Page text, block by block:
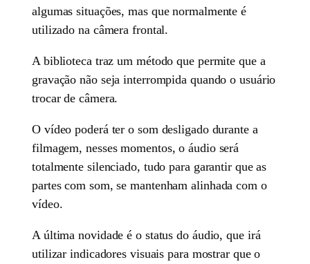
algumas situações, mas que normalmente é
utilizado na câmera frontal.
A biblioteca traz um método que permite que a
gravação não seja interrompida quando o usuário
trocar de câmera.
O vídeo poderá ter o som desligado durante a
filmagem, nesses momentos, o áudio será
totalmente silenciado, tudo para garantir que as
partes com som, se mantenham alinhada com o
vídeo.
A última novidade é o status do áudio, que irá
utilizar indicadores visuais para mostrar que o